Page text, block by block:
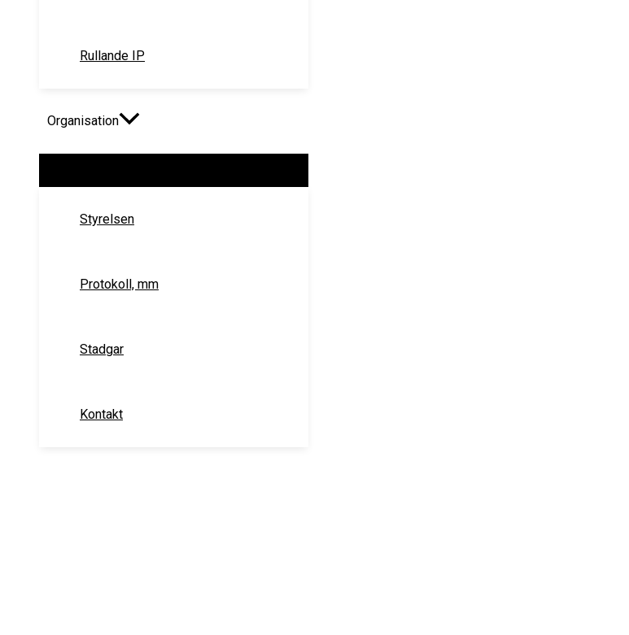
Rullande IP
Organisation
Styrelsen
Protokoll, mm
Stadgar
Kontakt